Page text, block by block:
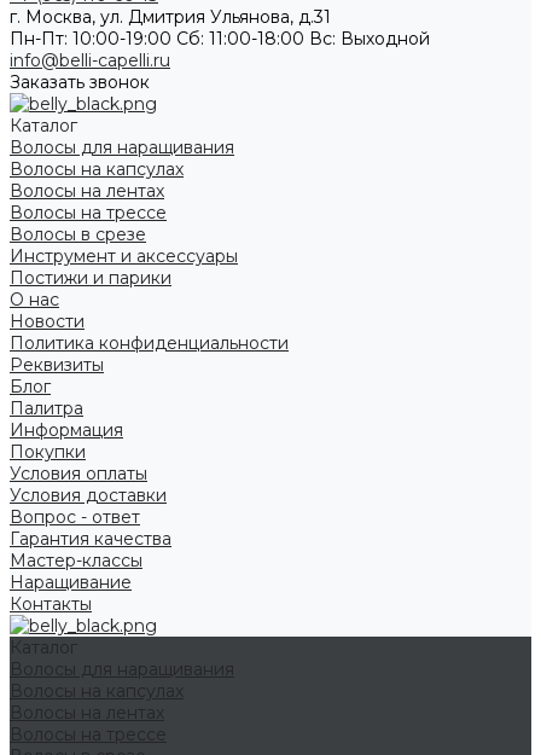
г. Москва, ул. Дмитрия Ульянова, д.31
Пн-Пт: 10:00-19:00 Cб: 11:00-18:00 Вс: Выходной
info@belli-capelli.ru
Заказать звонок
Каталог
Волосы для наращивания
Волосы на капсулах
Волосы на лентах
Волосы на трессе
Волосы в срезе
Инструмент и аксессуары
Постижи и парики
О нас
Новости
Политика конфиденциальности
Реквизиты
Блог
Палитра
Информация
Покупки
Условия оплаты
Условия доставки
Вопрос - ответ
Гарантия качества
Мастер-классы
Наращивание
Контакты
Каталог
Волосы для наращивания
Волосы на капсулах
Волосы на лентах
Волосы на трессе